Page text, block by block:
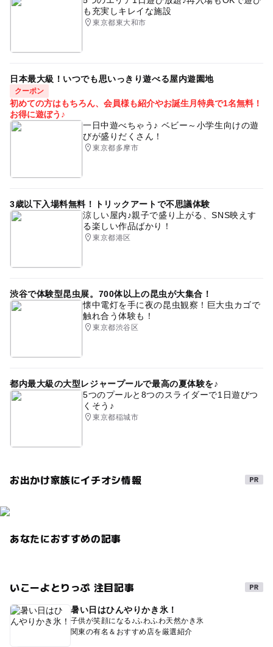
も充実しキレイな施設
東京都東大和市
日本最大級！いつでも思いっきり遊べる屋内遊園地
クーポン
初めての方はもちろん、会員様も紹介やお誕生月特典で1名無料！
お得に遊ぼう♪
一日中遊べちゃう♪ ベビー～小学生向けの遊
びが盛りだくさん！
東京都多摩市
3歳以下入場料無料！トリックアートで不思議体験
涼しい屋内♪親子で盛り上がる、SNS映えす
る楽しい作品ばかり！
東京都港区
渋谷で体験型昆虫展。700体以上の昆虫が大集合！
懐中電灯を手に夜の昆虫観察！巨大虫カゴで
触れ合う体験も！
東京都渋谷区
都内最大級の大型レジャープールで最高の夏体験を♪
5つのプールと8つのスライダーで1日遊びつ
くそう♪
東京都稲城市
お出かけ家族にイチオシ情報
あなたにおすすめの記事
いこーよとりっぷ 注目記事
暑い日はひんやりかき氷！
子供が笑顔になる♪ふわふわ天然かき氷
関東の有名＆おすすめ店を厳選紹介